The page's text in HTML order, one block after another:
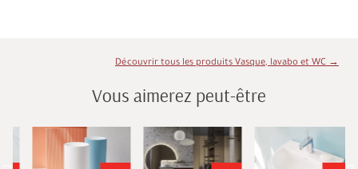
Découvrir tous les produits Vasque, lavabo et WC →
Vous aimerez peut-être